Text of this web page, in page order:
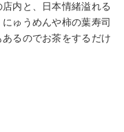
内と、日本情緒溢れる
ゅうめんや柿の葉寿司
るのでお茶をするだけ